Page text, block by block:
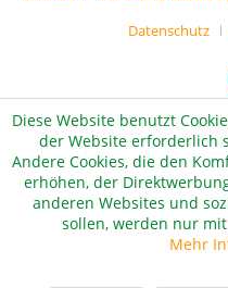
Datenschutz
Diese Website benutzt
der Website erforderlich
Andere Cookies, die den
erhöhen, der
anderen Websites und
sollen, werden nur
Mehr